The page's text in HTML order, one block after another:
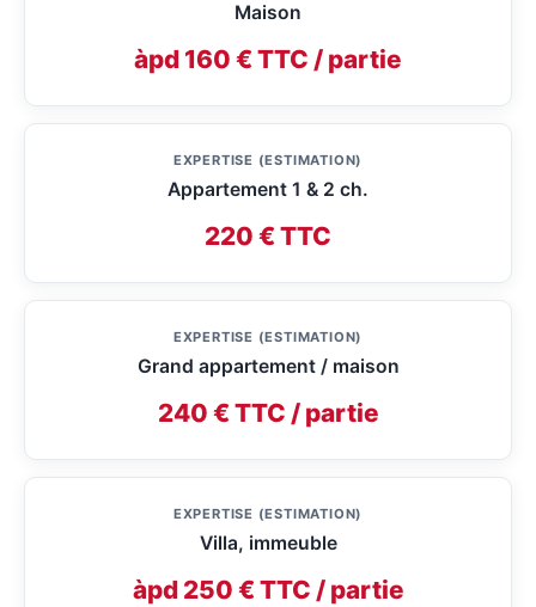
Maison
àpd 160 € TTC / partie
EXPERTISE (ESTIMATION)
Appartement 1 & 2 ch.
220 € TTC
EXPERTISE (ESTIMATION)
Grand appartement / maison
240 € TTC / partie
EXPERTISE (ESTIMATION)
Villa, immeuble
àpd 250 € TTC / partie